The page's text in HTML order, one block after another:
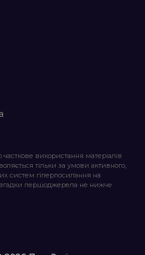
використання матеріалів
тільки за умови активного,
систем гіперпосилання на
згадки першоджерела не нижче